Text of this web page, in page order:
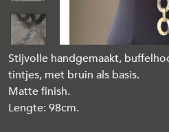
Stijvolle handgemaakt,
tintjes, met bruin als basis.
Matte finish.
Lengte: 98cm.